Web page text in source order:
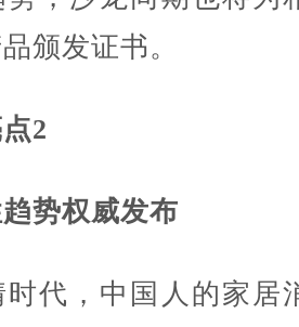
颁发证书。
2
势权威发布
，中国人的家居